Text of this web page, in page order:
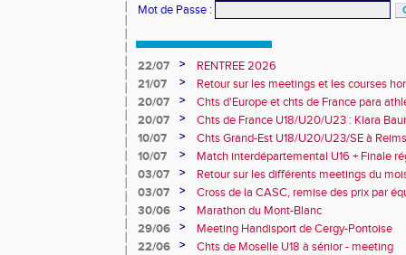
Mot de Passe :
22/07 >
RENTREE 2026
21/07
>
Retour sur les meetings et les courses
20/07
>
Chts d'Europe et chts de France para
champion d'Europe et multiples
20/07 >
Chts de France U18/U20/U23 : Klara
10e
10/07 >
Chts Grand-Est U18/U20/U23/SE à
10/07
>
Match interdépartemental U16 + Finale
Obernai
03/07 >
Retour sur les différents meetings du
03/07
>
Cross de la CASC, remise des prix par
collèges
30/06 >
Marathon du Mont-Blanc
29/06
>
Meeting Handisport de Cergy-Pontoise
22/06
>
Chts de Moselle U18 à sénior - meeting